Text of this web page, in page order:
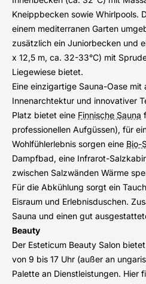
Kneippbecken sowie Whirlpools.
einem mediterranen Garten
zusätzlich ein Juniorbecken und
x 12,5 m, ca. 32-33°C) mit
Liegewiese bietet.
Eine einzigartige Sauna-Oase
Innenarchtektur und innovativer
Platz bietet eine Finnische Sauna
professionellen Aufgüssen), für
Wohlfühlerlebnis sorgen eine Bio-
Dampfbad, eine Infrarot-
zwischen Salzwänden Wärme
Für die Abkühlung sorgt ein
Eisraum und Erlebnisduschen.
Sauna und einen gut
Beauty
Der Esteticum Beauty Salon
von 9 bis 17 Uhr (außer an
Palette an Dienstleistungen. Hier